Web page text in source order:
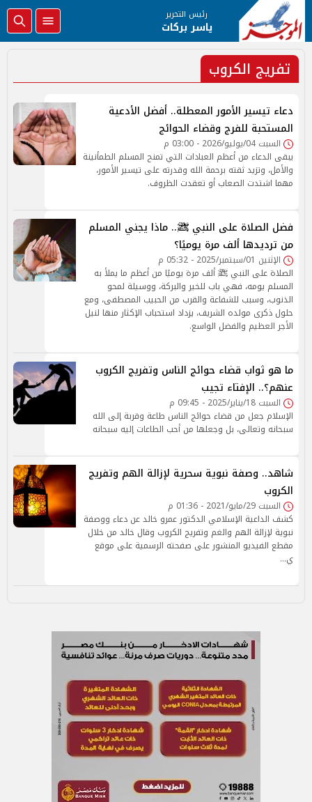
رئيس التحرير
ياسر بركات
تفريج الكروب
دعاء تيسير الأمور المعطلة.. أفضل الأدعية
المستحبة للفرج وقضاء الحوائج
السبت 04/يوليو/2026 - 03:00 م
يبقى الدعاء من أعظم العبادات التي تمنح المسلم الطمأنينة
والأمل، وتزيد ثقته برحمة الله وقدرته على تيسير الأمور،
مهما اشتدت الصعاب أو تعقدت الظروف.
فضل الصلاة على النبي ﷺ.. ماذا يجني المسلم
من ترديدها ألف مرة يوميًا؟
الإثنين 01/سبتمبر/2025 - 05:32 م
الصلاة على النبي ﷺ ألف مرة يوميًا من أعظم ما يملأ به
المسلم يومه، فهي باب للخير والبركة، ووسيلة لمحو
الذنوب، وسبب للشفاعة والقرب من الحبيب المصطفى، ومع
حلول ذكرى مولده الشريف، يزداد استحباب الإكثار منها لنيل
الأجر العظيم والفضل الواسع.
ما هو ثواب قضاء حوائج الناس وتفريج الكروب
عنهم؟.. الإفتاء تجيب
السبت 18/يناير/2025 - 09:45 م
الإسلام جعل من قضاء حوائج الناس طاعة وقربة إلى الله
سبحانه وتعالى، بل وجعلها من أحب الطاعات إليه سبحانه
شاهد.. وصفة نبوية سحرية لإزالة الهم وتفريج
الكروب
السبت 29/مايو/2021 - 01:36 م
كشف الداعية الإسلامي الدكتور عمرو خالد عن دعاء ووصفة
نبوية لإزالة الهم والغم وتفريج الكروب وقال خالد من خلال
مقطع الفيديو المنشور على صفحته الرسمية على موقع
ي…